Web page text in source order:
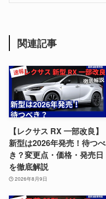
関連記事
【レクサス RX 一部改良】
新型は2026年発売！待つべ
き？変更点・価格・発売日
を徹底解説
2026年8月9日